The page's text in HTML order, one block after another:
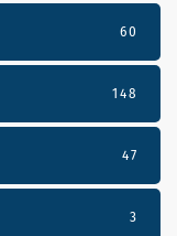
60
148
47
3